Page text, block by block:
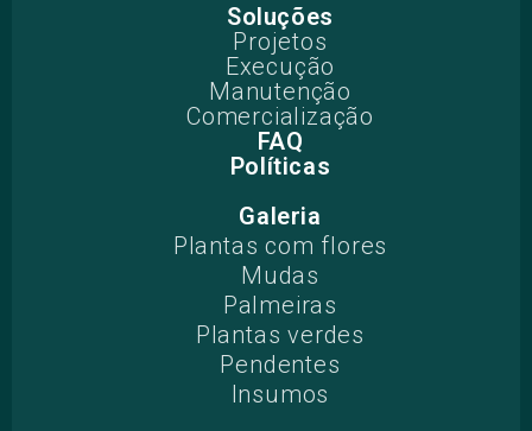
Soluções
Projetos
Execução
Manutenção
Comercialização
FAQ
Políticas
Galeria
Plantas com flores
Mudas
Palmeiras
Plantas verdes
Pendentes
Insumos